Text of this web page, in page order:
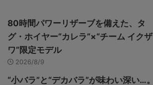
80時間パワーリザーブを備えた、タ
グ・ホイヤー“カレラ”×“チーム イクザ
ワ”限定モデル
2026/8/9
“小バラ”と“デカバラ”が味わい深い…。